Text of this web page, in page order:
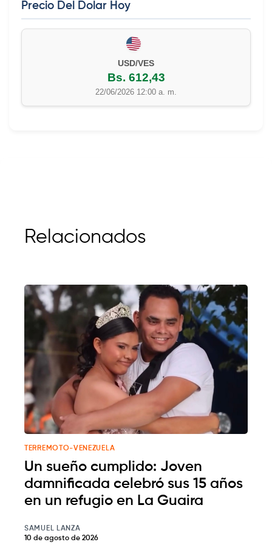
Precio Del Dolar Hoy
EUR/VES
Bs. 702,42
22/06/2026 12:00 a. m.
Relacionados
TERREMOTO-VENEZUELA
Un sueño cumplido: Joven
damnificada celebró sus 15 años
en un refugio en La Guaira
SAMUEL LANZA
10 de agosto de 2026